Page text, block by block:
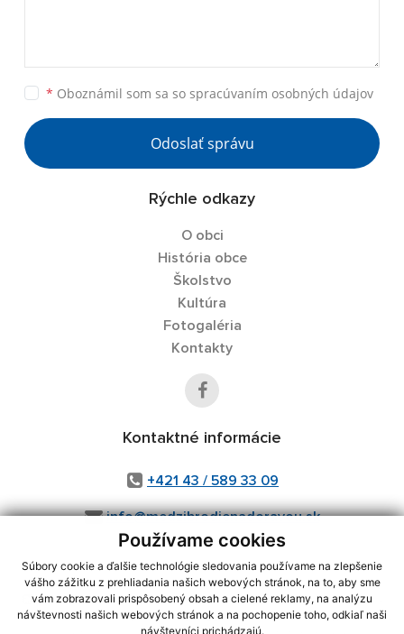
Používame cookies
Súbory cookie a ďalšie technológie sledovania používame na zlepšenie
vášho zážitku z prehliadania našich webových stránok, na to, aby sme
vám zobrazovali prispôsobený obsah a cielené reklamy, na analýzu
návštevnosti našich webových stránok a na pochopenie toho, odkiaľ naši
návštevníci prichádzajú.
* Oboznámil som sa so spracúvaním osobných údajov
Odoslať správu
Rýchle odkazy
O obci
História obce
Školstvo
Kultúra
Fotogaléria
Kontakty
Kontaktné informácie
+421 43 / 589 33 09
info@medzibrodienadoravou.sk
využite možnosť získavania aktuálnych informácií s využitím RSS
CMS systém (redakčný) systém ECHELON 2,Mapa stránok,web portál